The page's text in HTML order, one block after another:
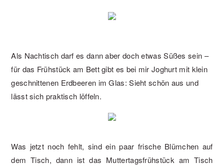
Als Nachtisch darf es dann aber doch etwas Süßes sein –
für das Frühstück am Bett gibt es bei mir Joghurt mit klein
geschnittenen Erdbeeren im Glas: Sieht schön aus und
lässt sich praktisch löffeln.
Was jetzt noch fehlt, sind ein paar frische Blümchen auf
dem Tisch, dann ist das Muttertagsfrühstück am Tisch